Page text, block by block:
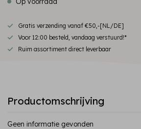
Gratis verzending vanaf €50,-[NL/DE]
Voor 12:00 besteld, vandaag verstuurd!*
Ruim assortiment direct leverbaar
Productomschrijving
Geen informatie gevonden